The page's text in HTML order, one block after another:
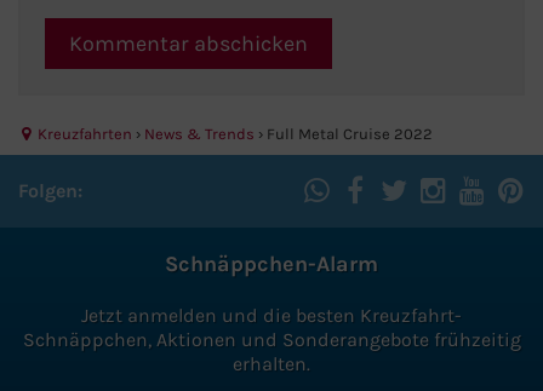
Kreuzfahrten › News & Trends › Full Metal Cruise 2022
Folgen:
Schnäppchen-Alarm
Jetzt anmelden und die besten Kreuzfahrt-
Schnäppchen, Aktionen und Sonderangebote frühzeitig
erhalten.